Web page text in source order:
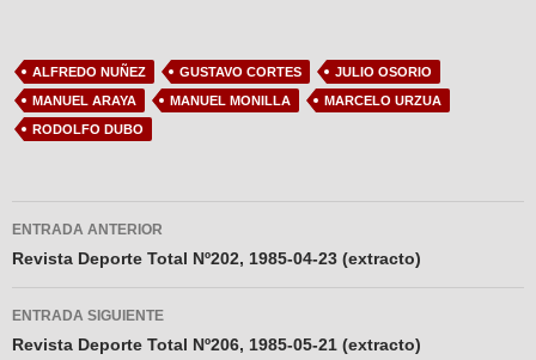
ALFREDO NUÑEZ GUSTAVO CORTES
JULIO OSORIO
MANUEL ARAYA
MANUEL MONILLA
MARCELO URZUA
RODOLFO DUBO
Navegador
de
entradas
ENTRADA ANTERIOR
Revista Deporte Total Nº202, 1985-04-23 (extracto)
ENTRADA SIGUIENTE
Revista Deporte Total Nº206, 1985-05-21 (extracto)